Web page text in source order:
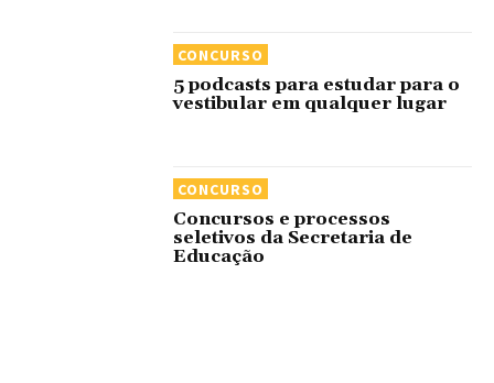
CONCURSO
5 podcasts para estudar para o
vestibular em qualquer lugar
CONCURSO
Concursos e processos
seletivos da Secretaria de
Educação